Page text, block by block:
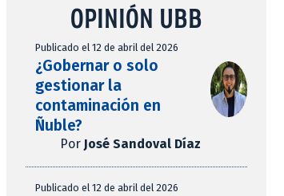
OPINIÓN UBB
Publicado el 12 de abril del 2026
¿Gobernar o solo
gestionar la
contaminación en
Ñuble?
Por José Sandoval Díaz
Publicado el 12 de abril del 2026